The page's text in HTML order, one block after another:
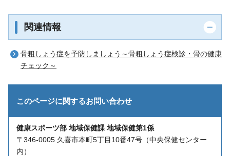
関連情報
骨粗しょう症を予防しましょう～骨粗しょう症検診・骨の健康
チェック～
このページに関するお問い合わせ
健康スポーツ部 地域保健課 地域保健第1係
〒346-0005 久喜市本町5丁目10番47号（中央保健センター
内）